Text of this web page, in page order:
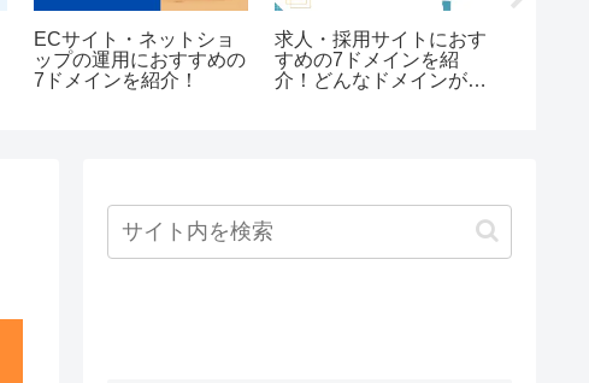
ECサイト・ネットショ
ップの運用におすすめの
7ドメインを紹介！
求人・採用サイトにおす
すめの7ドメインを紹
介！どんなドメインがあ